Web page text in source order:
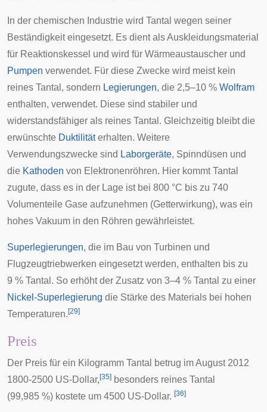
In der chemischen Industrie wird Tantal wegen seiner
Beständigkeit eingesetzt. Es dient als Auskleidungsmaterial
für Reaktionskessel und wird für Wärmeaustauscher und
Pumpen verwendet. Für diese Zwecke wird meist kein
reines Tantal, sondern Legierungen, die 2,5–10 % Wolfram
enthalten, verwendet. Diese sind stabiler und
widerstandsfähiger als reines Tantal. Gleichzeitig bleibt die
erwünschte Duktilitäterhalten. Weitere
Verwendungszwecke sind Laborgeräte, Spinndüsen und
die Kathoden von Elektronenröhren. Hier kommt Tantal
zugute, dass es in der Lage ist bei 800 °C bis zu 740
Volumenteile Gase aufzunehmen (Getterwirkung), was ein
hohes Vakuum in den Röhren gewährleistet.
Superlegierungen, die im Bau von Turbinen und
Flugzeugtriebwerken eingesetzt werden, enthalten bis zu
9 % Tantal. So erhöht der Zusatz von 3–4 % Tantal zu einer
Nickel-Superlegierung die Stärke des Materials bei hohen
Temperaturen. [29]
Preis
Der Preis für ein Kilogramm Tantal betrug im August 2012
1800-2500 US-Dollar, [35] besonders reines Tantal
(99,985 %) kostete um 4500 US-Dollar. [36]